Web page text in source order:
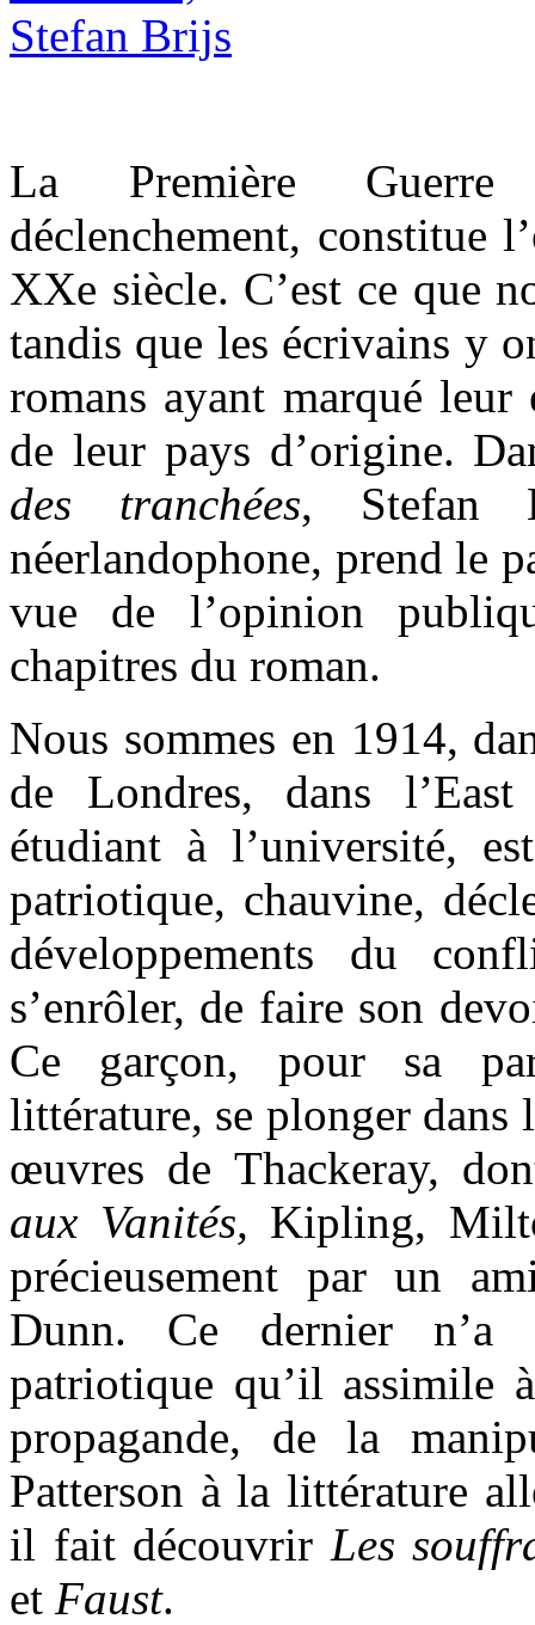
La Première
déclenchement, constitue
XXe siècle. C’est ce que
tandis que les écrivains y
romans ayant marqué
de leur pays d’origine.
des tranchées, Stefan
néerlandophone, prend le
vue de l’opinion
chapitres du roman.
Nous sommes en 1914,
de Londres, dans
étudiant à l’université,
patriotique, chauvine,
développements du
s’enrôler, de faire son
Ce garçon, pour sa
littérature, se plonger dans
œuvres de Thackeray,
aux Vanités, Kipling,
précieusement par un
Dunn. Ce dernier n’a
patriotique qu’il assimile
propagande, de la
Patterson à la littérature
il fait découvrir Les
et Faust.